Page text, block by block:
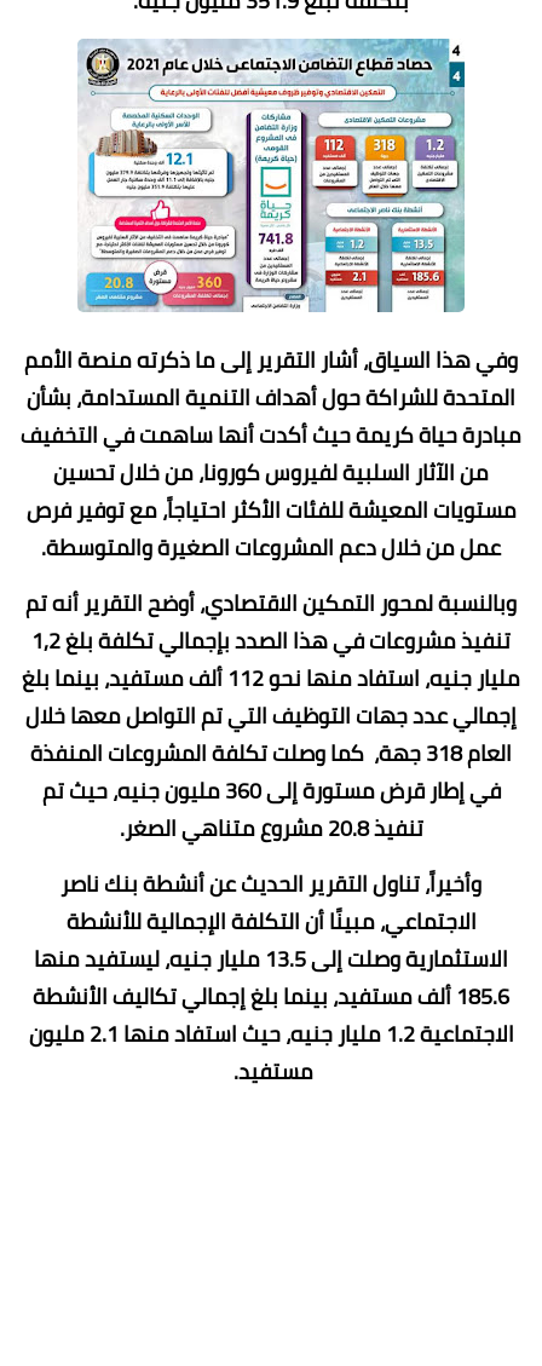
وفي هذا السياق، أشار التقرير إلى ما ذكرته منصة الأمم
المتحدة للشراكة حول أهداف التنمية المستدامة، بشأن
مبادرة حياة كريمة حيث أكدت أنها ساهمت في التخفيف
من الآثار السلبية لفيروس كورونا، من خلال تحسين
مستويات المعيشة للفئات الأكثر احتياجاً، مع توفير فرص
عمل من خلال دعم المشروعات الصغيرة والمتوسطة.
وبالنسبة لمحور التمكين الاقتصادي، أوضح التقرير أنه تم
تنفيذ مشروعات في هذا الصدد بإجمالي تكلفة بلغ 1,2
مليار جنيه، استفاد منها نحو 112 ألف مستفيد، بينما بلغ
إجمالي عدد جهات التوظيف التي تم التواصل معها خلال
العام 318 جهة، كما وصلت تكلفة المشروعات المنفذة
في إطار قرض مستورة إلى 360 مليون جنيه، حيث تم
تنفيذ 20.8 مشروع متناهي الصغر.
وأخيراً، تناول التقرير الحديث عن أنشطة بنك ناصر
الاجتماعي، مبينًا أن التكلفة الإجمالية للأنشطة
الاستثمارية وصلت إلى 13.5 مليار جنيه، ليستفيد منها
185.6 ألف مستفيد، بينما بلغ إجمالي تكاليف الأنشطة
الاجتماعية 1.2 مليار جنيه، حيث استفاد منها 2.1 مليون
مستفيد.